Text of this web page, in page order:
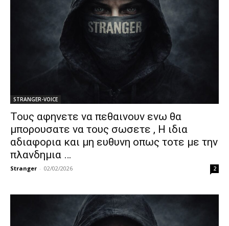
STRANGER-VOICE
Τους αφηνετε να πεθαινουν ενω θα
μπορουσατε να τους σωσετε , Η ιδια
αδιαφορια και μη ευθυνη οπως τοτε με την
πλανδημια …
Stranger - 02/02/2026 2